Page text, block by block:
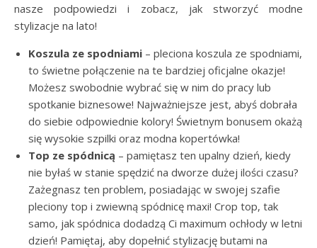
nasze podpowiedzi i zobacz, jak stworzyć modne
stylizacje na lato!
Koszula ze spodniami – pleciona koszula ze spodniami,
to świetne połączenie na te bardziej oficjalne okazje!
Możesz swobodnie wybrać się w nim do pracy lub
spotkanie biznesowe! Najważniejsze jest, abyś dobrała
do siebie odpowiednie kolory! Świetnym bonusem okażą
się wysokie szpilki oraz modna kopertówka!
Top ze spódnicą – pamiętasz ten upalny dzień, kiedy
nie byłaś w stanie spędzić na dworze dużej ilości czasu?
Zażegnasz ten problem, posiadając w swojej szafie
pleciony top i zwiewną spódnicę maxi! Crop top, tak
samo, jak spódnica dodadzą Ci maximum ochłody w letni
dzień! Pamiętaj, aby dopełnić stylizację butami na